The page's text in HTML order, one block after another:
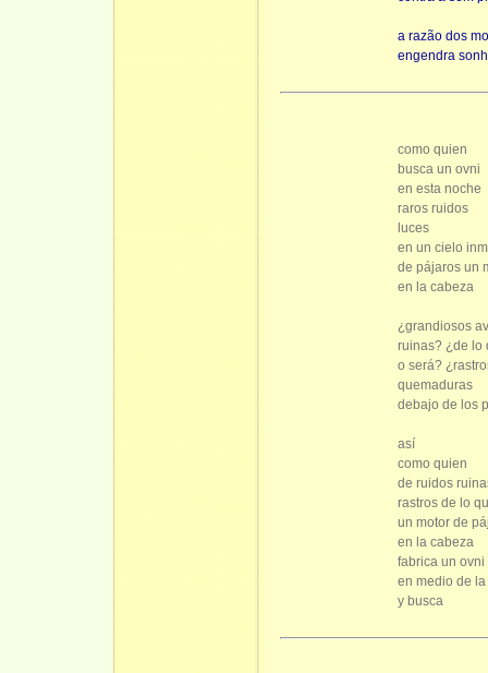
a razão dos
engendra
como quien
busca un ovni
en esta noche
raros ruidos
luces
en un cielo
de pájaros un
en la cabeza
¿grandiosos
ruinas? ¿de lo
o será?
quemaduras
debajo de los
así
como quien
de ruidos
rastros de lo
un motor de
en la cabeza
fabrica un ovni
en medio de
y busca